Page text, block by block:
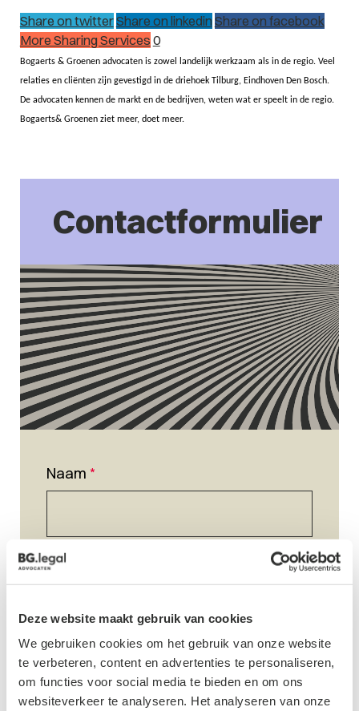
Deze website maakt gebruik van cookies
We gebruiken cookies om het gebruik van onze website
te verbeteren, content en advertenties te personaliseren,
om functies voor social media te bieden en om ons
websiteverkeer te analyseren. Het analyseren van onze
Share on twitterShare on linkedin Share on facebook
More Sharing Services 0
Bogaerts & Groenen advocaten is zowel landelijk werkzaam als in de regio. Veel
relaties en cliënten zijn gevestigd in de driehoek Tilburg, Eindhoven Den Bosch.
De advocaten kennen de markt en de bedrijven, weten wat er speelt in de regio.
Bogaerts& Groenen ziet meer, doet meer.
Contactformulier
Naam *
E-mailadres
Telefoonnummer *